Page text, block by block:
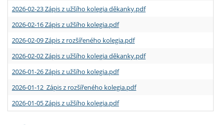
2026-02-23 Zápis z užšího kolegia děkanky.pdf
2026-02-16 Zápis z užšího kolegia.pdf
2026-02-09 Zápis z rozšířeného kolegia.pdf
2026-02-02 Zápis z užšího kolegia děkanky.pdf
2026-01-26 Zápis z užšího kolegia.pdf
2026-01-12 Zápis z rozšířeného kolegia.pdf
2026-01-05 Zápis z užšího kolegia.pdf